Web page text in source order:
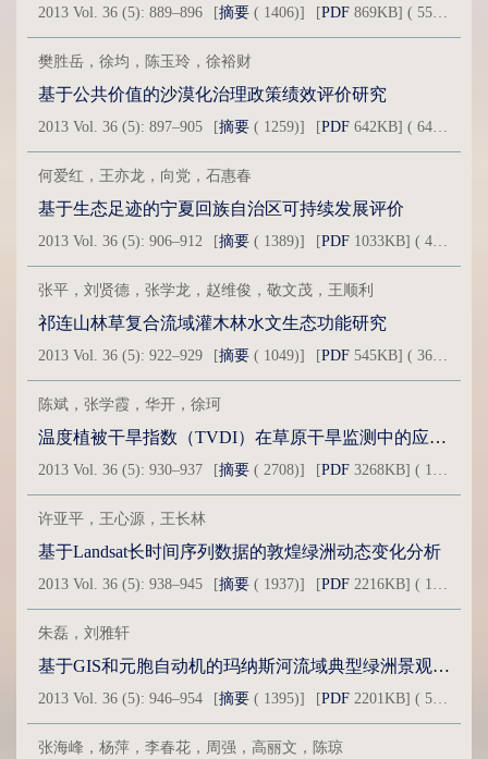
2013 Vol. 36 (5): 889–896 [摘要 ( 1406)] [PDF 869KB] ( 554 )
樊胜岳，徐均，陈玉玲，徐裕财
基于公共价值的沙漠化治理政策绩效评价研究
2013 Vol. 36 (5): 897–905 [摘要 ( 1259)] [PDF 642KB] ( 647 )
何爱红，王亦龙，向党，石惠春
基于生态足迹的宁夏回族自治区可持续发展评价
2013 Vol. 36 (5): 906–912 [摘要 ( 1389)] [PDF 1033KB] ( 434 )
张平，刘贤德，张学龙，赵维俊，敬文茂，王顺利
祁连山林草复合流域灌木林水文生态功能研究
2013 Vol. 36 (5): 922–929 [摘要 ( 1049)] [PDF 545KB] ( 362 )
陈斌，张学霞，华开，徐珂
温度植被干旱指数（TVDI）在草原干旱监测中的应用研究
2013 Vol. 36 (5): 930–937 [摘要 ( 2708)] [PDF 3268KB] ( 1679 )
许亚平，王心源，王长林
基于Landsat长时间序列数据的敦煌绿洲动态变化分析
2013 Vol. 36 (5): 938–945 [摘要 ( 1937)] [PDF 2216KB] ( 1028 )
朱磊，刘雅轩
基于GIS和元胞自动机的玛纳斯河流域典型绿洲景观格局优化
2013 Vol. 36 (5): 946–954 [摘要 ( 1395)] [PDF 2201KB] ( 539 )
张海峰，杨萍，李春花，周强，高丽文，陈琼